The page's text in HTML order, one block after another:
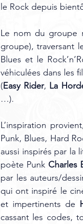
le Rock depuis
Le nom du groupe
groupe), traversant
Blues et le
véhiculées dans les
(Easy Rider, La
…).
L’inspiration
Punk, Blues, Hard
aussi inspirés par la
poète Punk Charles
par les auteurs/
qui ont inspiré le
et impertinents de
cassant les codes,